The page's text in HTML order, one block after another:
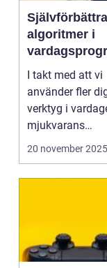
algoritmer i
I takt med att vi
använder fler
verktyg i
mjukvarans
anpassningsför...
20 november 2025